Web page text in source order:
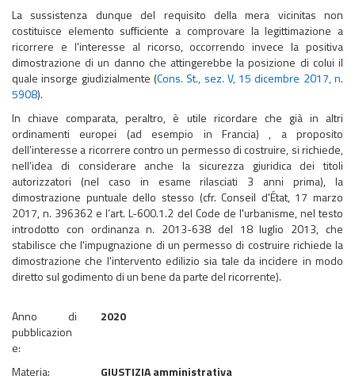
La sussistenza dunque del requisito della mera vicinitas non
costituisce elemento sufficiente a comprovare la legittimazione a
ricorrere e l'interesse al ricorso, occorrendo invece la positiva
dimostrazione di un danno che attingerebbe la posizione di colui il
quale insorge giudizialmente (Cons. St., sez. V, 15 dicembre 2017, n.
5908).
In chiave comparata, peraltro, è utile ricordare che già in altri
ordinamenti europei (ad esempio in Francia) , a proposito
dell’interesse a ricorrere contro un permesso di costruire, si richiede,
nell’idea di considerare anche la sicurezza giuridica dei titoli
autorizzatori (nel caso in esame rilasciati 3 anni prima), la
dimostrazione puntuale dello stesso (cfr. Conseil d'État, 17 marzo
2017, n. 396362 e l’art. L-600.1.2 del Code de l'urbanisme, nel testo
introdotto con ordinanza n. 2013-638 del 18 luglio 2013, che
stabilisce che l'impugnazione di un permesso di costruire richiede la
dimostrazione che l'intervento edilizio sia tale da incidere in modo
diretto sul godimento di un bene da parte del ricorrente).
Anno di
pubblicazion
e:
2020
Materia:
GIUSTIZIA amministrativa